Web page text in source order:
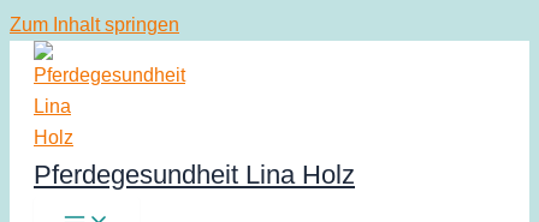
Zum Inhalt springen
Pferdegesundheit Lina Holz